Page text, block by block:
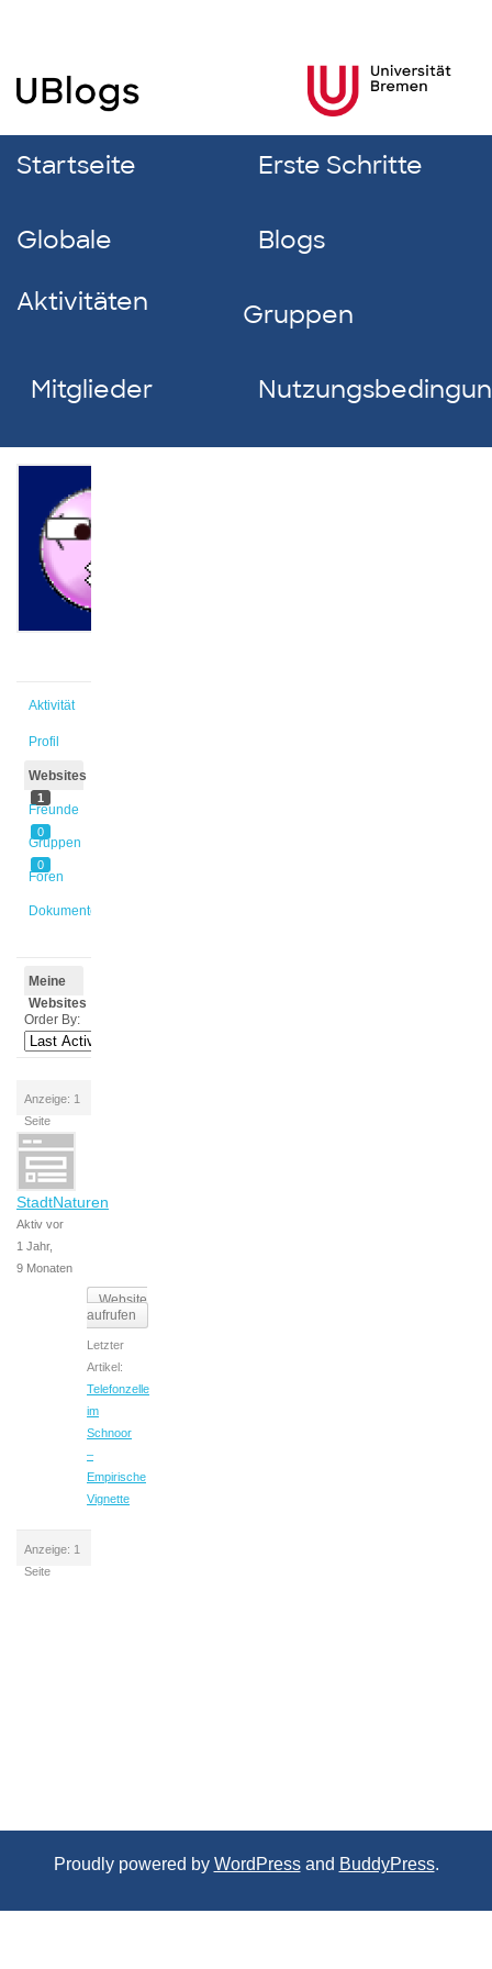
Startseite Erste Schritte
Globale
Aktivitäten
Blogs
Gruppen
Mitglieder
Aktivität
Profil
Websites
1
Freunde
0
Gruppen
0
Foren
Dokumente
Meine
Websites
Order By:
Anzeige: 1
Seite
StadtNaturen
Aktiv vor
1 Jahr,
9 Monaten
Website
aufrufen
Letzter
Artikel:
Telefonzelle
im
Schnoor
–
Empirische
Vignette
Anzeige: 1
Seite
Proudly powered by WordPressand BuddyPress.